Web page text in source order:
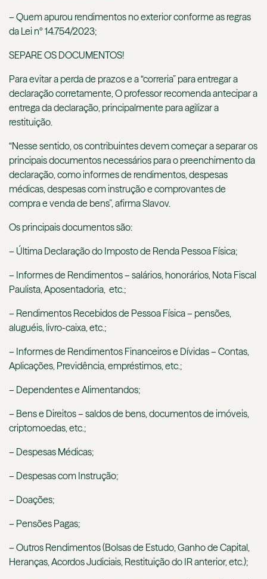
– Quem apurou rendimentos no exterior conforme as regras
da Lei nº 14.754/2023;
SEPARE OS DOCUMENTOS!
Para evitar a perda de prazos e a “correria” para entregar a
declaração corretamente, O professor recomenda antecipar a
entrega da declaração, principalmente para agilizar a
restituição.
“Nesse sentido, os contribuintes devem começar a separar os
principais documentos necessários para o preenchimento da
declaração, como informes de rendimentos, despesas
médicas, despesas com instrução e comprovantes de
compra e venda de bens”, afirma Slavov.
Os principais documentos são:
– Última Declaração do Imposto de Renda Pessoa Física;
– Informes de Rendimentos – salários, honorários, Nota Fiscal
Paulista, Aposentadoria, etc.;
– Rendimentos Recebidos de Pessoa Física – pensões,
aluguéis, livro-caixa, etc.;
– Informes de Rendimentos Financeiros e Dívidas – Contas,
Aplicações, Previdência, empréstimos, etc.;
– Dependentes e Alimentandos;
– Bens e Direitos – saldos de bens, documentos de imóveis,
criptomoedas, etc.;
– Despesas Médicas;
– Despesas com Instrução;
– Doações;
– Pensões Pagas;
– Outros Rendimentos (Bolsas de Estudo, Ganho de Capital,
Heranças, Acordos Judiciais, Restituição do IR anterior, etc.);